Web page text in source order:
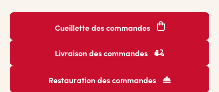
Cueillette des commandes
Livraison des commandes
Restauration des commandes